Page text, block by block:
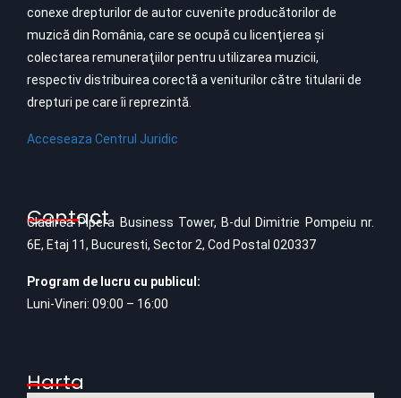
conexe drepturilor de autor cuvenite producătorilor de
muzică din România, care se ocupă cu licenţierea şi
colectarea remuneraţiilor pentru utilizarea muzicii,
respectiv distribuirea corectă a veniturilor către titularii de
drepturi pe care îi reprezintă.
Acceseaza Centrul Juridic
Contact
Cladirea Pipera Business Tower, B-dul Dimitrie Pompeiu nr.
6E, Etaj 11, Bucuresti, Sector 2, Cod Postal 020337
Program de lucru cu publicul:
Luni-Vineri: 09:00 – 16:00
Harta